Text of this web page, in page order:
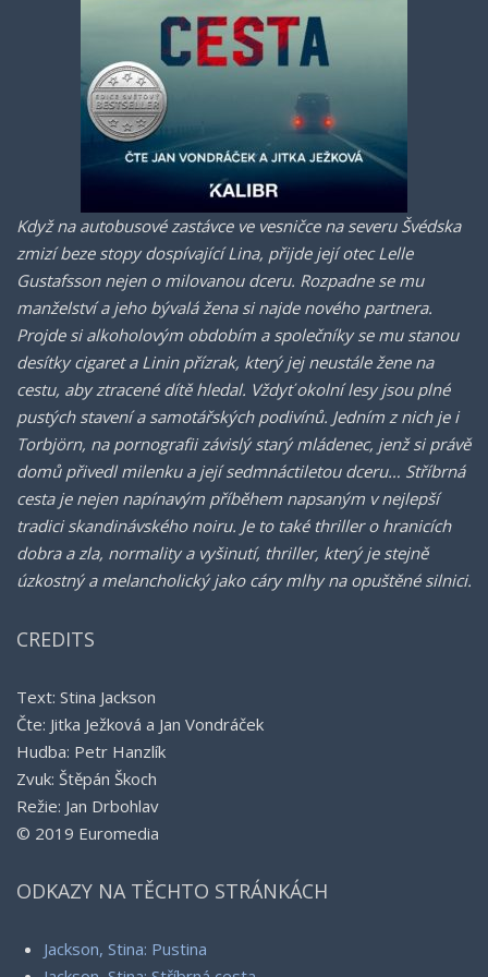
Když na autobusové zastávce ve vesničce na severu Švédska
zmizí beze stopy dospívající Lina, přijde její otec Lelle
Gustafsson nejen o milovanou dceru. Rozpadne se mu
manželství a jeho bývalá žena si najde nového partnera.
Projde si alkoholovým obdobím a společníky se mu stanou
desítky cigaret a Linin přízrak, který jej neustále žene na
cestu, aby ztracené dítě hledal. Vždyť okolní lesy jsou plné
pustých stavení a samotářských podivínů. Jedním z nich je i
Torbjörn, na pornografii závislý starý mládenec, jenž si právě
domů přivedl milenku a její sedmnáctiletou dceru… Stříbrná
cesta je nejen napínavým příběhem napsaným v nejlepší
tradici skandinávského noiru. Je to také thriller o hranicích
dobra a zla, normality a vyšinutí, thriller, který je stejně
úzkostný a melancholický jako cáry mlhy na opuštěné silnici.
CREDITS
Text: Stina Jackson
Čte: Jitka Ježková a Jan Vondráček
Hudba: Petr Hanzlík
Zvuk: Štěpán Škoch
Režie: Jan Drbohlav
© 2019 Euromedia
ODKAZY NA TĚCHTO STRÁNKÁCH
Jackson, Stina: Pustina